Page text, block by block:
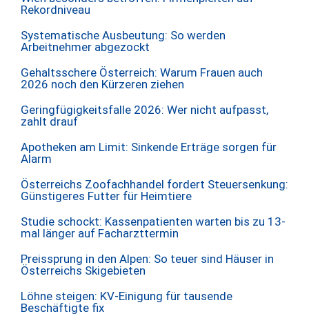
Rekordniveau
Systematische Ausbeutung: So werden
Arbeitnehmer abgezockt
Gehaltsschere Österreich: Warum Frauen auch
2026 noch den Kürzeren ziehen
Geringfügigkeitsfalle 2026: Wer nicht aufpasst,
zahlt drauf
Apotheken am Limit: Sinkende Erträge sorgen für
Alarm
Österreichs Zoofachhandel fordert Steuersenkung:
Günstigeres Futter für Heimtiere
Studie schockt: Kassenpatienten warten bis zu 13-
mal länger auf Facharzttermin
Preissprung in den Alpen: So teuer sind Häuser in
Österreichs Skigebieten
Löhne steigen: KV-Einigung für tausende
Beschäftigte fix